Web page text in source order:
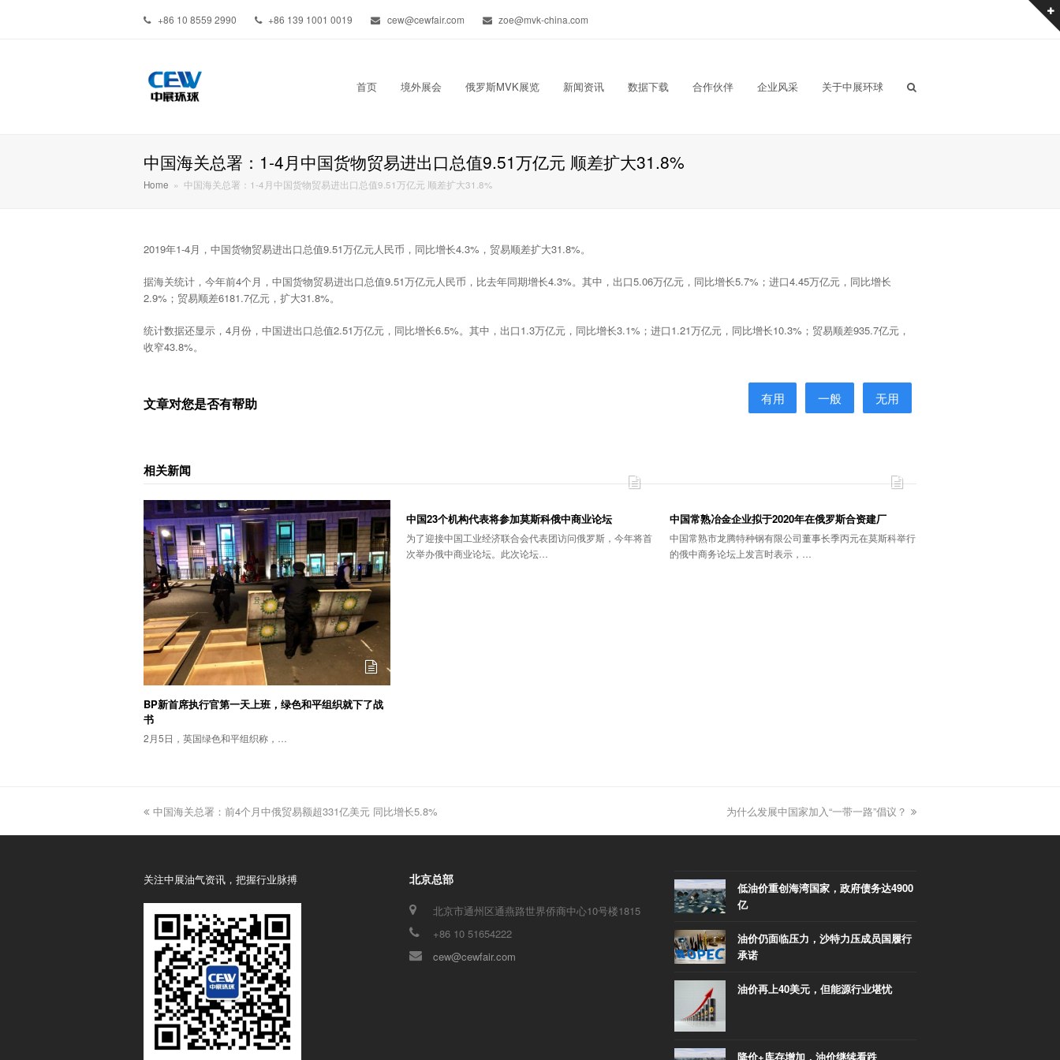
+86 10 8559 2990 +86 139 1001 0019 cew@cewfair.com zoe@mvk-china.com
首页 境外展会 俄罗斯MVK展览 新闻资讯 数据下载 合作伙伴 企业风采 关于中展环球
中国海关总署：1-4月中国货物贸易进出口总值9.51万亿元 顺差扩大31.8%
Home » 中国海关总署：1-4月中国货物贸易进出口总值9.51万亿元 顺差扩大31.8%
2019年1-4月，中国货物贸易进出口总值9.51万亿元人民币，同比增长4.3%，贸易顺差扩大31.8%。
据海关统计，今年前4个月，中国货物贸易进出口总值9.51万亿元人民币，比去年同期增长4.3%。其中，出口5.06万亿元，同比增长5.7%；进口4.45万亿元，同比增长
2.9%；贸易顺差6181.7亿元，扩大31.8%。
统计数据还显示，4月份，中国进出口总值2.51万亿元，同比增长6.5%。其中，出口1.3万亿元，同比增长3.1%；进口1.21万亿元，同比增长10.3%；贸易顺差935.7亿元，
收窄43.8%。
文章对您是否有帮助 有用 一般 无用
相关新闻
BP新首席执行官第一天上班，绿色和平组织就下了战
书
2月5日，英国绿色和平组织称，…
中国23个机构代表将参加莫斯科俄中商业论坛
为了迎接中国工业经济联合会代表团访问俄罗斯，今年将首
次举办俄中商业论坛。此次论坛…
中国常熟冶金企业拟于2020年在俄罗斯合资建厂
中国常熟市龙腾特种钢有限公司董事长季丙元在莫斯科举行
的俄中商务论坛上发言时表示，…
previous
中国海关总署：前4个月中俄贸易额超331亿美元 同比增长5.8%
next
为什么发展中国家加入“一带一路”倡议？
关注中展油气资讯，把握行业脉搏 北京总部
北京市通州区通燕路世界侨商中心10号楼1815
+86 10 51654222
cew@cewfair.com
低油价重创海湾国家，政府债务达4900
亿
油价仍面临压力，沙特力压成员国履行
承诺
油价再上40美元，但能源行业堪忧
降价+库存增加，油价继续看跌